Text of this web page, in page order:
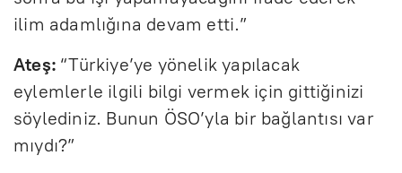
ilim adamlığına devam etti.”
Ateş: “Türkiye’ye yönelik yapılacak
eylemlerle ilgili bilgi vermek için gittiğinizi
söylediniz. Bunun ÖSO’yla bir bağlantısı var
mıydı?”